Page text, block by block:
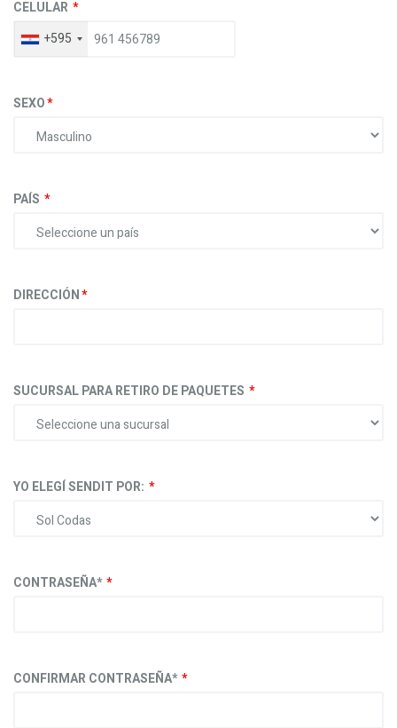
CELULAR
+595
SEXO
PAÍS
DIRECCIÓN
SUCURSAL PARA RETIRO DE PAQUETES
YO ELEGÍ SENDIT POR:
CONTRASEÑA*
CONFIRMAR CONTRASEÑA*